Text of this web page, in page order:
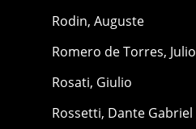
Rodin, Auguste
Romero de Torres, Julio
Rosati, Giulio
Rossetti, Dante Gabriel